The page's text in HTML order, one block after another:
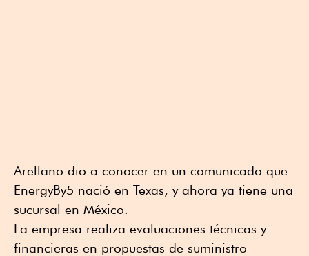
Arellano dio a conocer en un comunicado que
EnergyBy5 nació en Texas, y ahora ya tiene una
sucursal en México.
La empresa realiza evaluaciones técnicas y
financieras en propuestas de suministro